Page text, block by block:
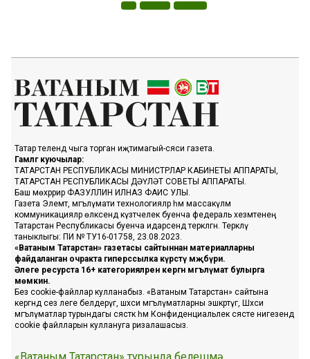
Татар телендә чыга торган иҗтимагый-сәяси газета.
Гамәлгә куючылар:
ТАТАРСТАН РЕСПУБЛИКАСЫ МИНИСТРЛАР КАБИНЕТЫ АППАРАТЫ,
ТАТАРСТАН РЕСПУБЛИКАСЫ ДӘҮЛӘТ СОВЕТЫ АППАРАТЫ.
Баш мөхәррир ФАЗУЛЛИН ИЛНАЗ ФАИС УЛЫ.
Газета Элемтә, мәгълүмати технологияләр һәм массакүләм
коммуникацияләр өлкәсендә күзәтчелек буенча федераль хезмәтенең
Татарстан Республикасы буенча идарәсендә теркәлгән. Теркәлү
таныклыгы: ПИ № ТУ16-01758, 23.08.2023.
«Ватаным Татарстан» газетасы сайтыннан материалларны
файдаланган очракта гиперссылка күрсәтү мәҗбүри.
Әлеге ресурста 16+ категорияләренә кергән мәгълүмат булырга
мөмкин.
Без cookie-файллар кулланабыз. «Ватаным Татарстан» сайтына
кергәндә сез әлеге белдерүгә, шәхси мәгълүматларны эшкәртүгә, Шәхси
мәгълүматлар турындагы сәясәткә һәм Конфиденциальлек сәясәте нигезендә
cookie файлларын куллануга ризалашасыз.